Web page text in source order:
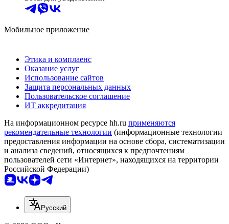
Мобильное приложение
Этика и комплаенс
Оказание услуг
Использование сайтов
Защита персональных данных
Пользовательское соглашение
ИТ аккредитация
На информационном ресурсе hh.ru применяются
рекомендательные технологии (информационные технологии
предоставления информации на основе сбора, систематизации
и анализа сведений, относящихся к предпочтениям
пользователей сети «Интернет», находящихся на территории
Российской Федерации)
Русский